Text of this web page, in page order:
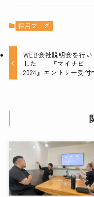
採用ブログ
WEB会社説明会を行い
した！ 『マイナビ
2024』エントリー受付